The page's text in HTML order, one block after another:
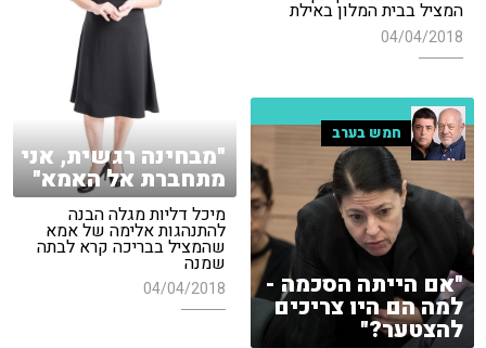
המציל בבית המלון באילת
04/04/2018
"מבחינה רגשית, אני
מתחברת אל האמא"
מיכל דליות מגלה הבנה
להתנהגות אלימה של אמא
שהמציל בבריכה קרא לבתה
שמנה
04/04/2018
חמש בערב
"אם הייתה הסכמה -
למה הם היו צריכים
להצטער?"